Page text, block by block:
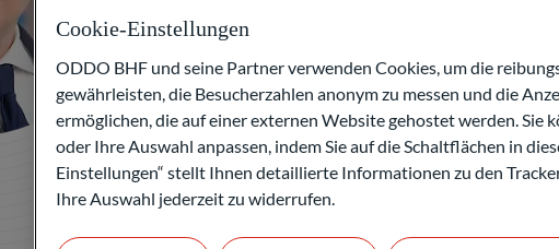
Cookie-Einstellungen
ODDO BHF und seine Partner verwenden Cookies, um die
gewährleisten, die Besucherzahlen anonym zu messen und die
ermöglichen, die auf einer externen Website gehostet werden. Sie
oder Ihre Auswahl anpassen, indem Sie auf die Schaltflächen in
Einstellungen“ stellt Ihnen detaillierte Informationen zu den
Ihre Auswahl jederzeit zu widerrufen.